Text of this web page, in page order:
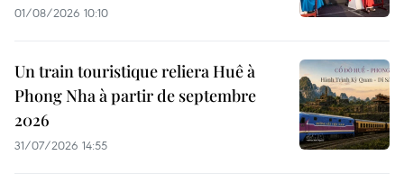
01/08/2026 10:10
Un train touristique reliera Huê à
Phong Nha à partir de septembre
2026
31/07/2026 14:55